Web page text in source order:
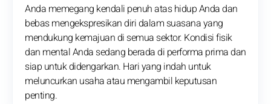
Anda memegang kendali penuh atas hidup Anda dan
bebas mengekspresikan diri dalam suasana yang
mendukung kemajuan di semua sektor. Kondisi fisik
dan mental Anda sedang berada di performa prima dan
siap untuk didengarkan. Hari yang indah untuk
meluncurkan usaha atau mengambil keputusan
penting.